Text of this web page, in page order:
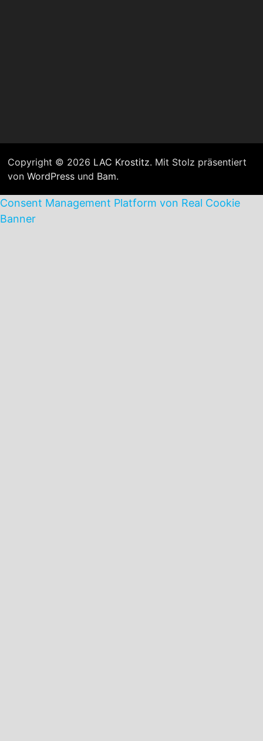
Copyright © 2026 LAC Krostitz. Mit Stolz präsentiert
von WordPressund Bam.
Consent Management Platform von Real Cookie
Banner